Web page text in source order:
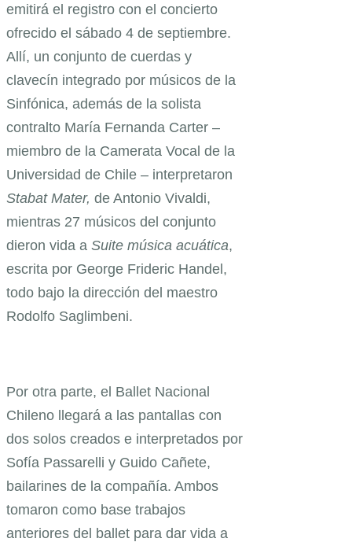
emitirá el registro con el concierto
ofrecido el sábado 4 de septiembre.
Allí, un conjunto de cuerdas y
clavecín integrado por músicos de la
Sinfónica, además de la solista
contralto María Fernanda Carter –
miembro de la Camerata Vocal de la
Universidad de Chile – interpretaron
Stabat Mater, de Antonio Vivaldi,
mientras 27 músicos del conjunto
dieron vida a Suite música acuática,
escrita por George Frideric Handel,
todo bajo la dirección del maestro
Rodolfo Saglimbeni.
Por otra parte, el Ballet Nacional
Chileno llegará a las pantallas con
dos solos creados e interpretados por
Sofía Passarelli y Guido Cañete,
bailarines de la compañía. Ambos
tomaron como base trabajos
anteriores del ballet para dar vida a